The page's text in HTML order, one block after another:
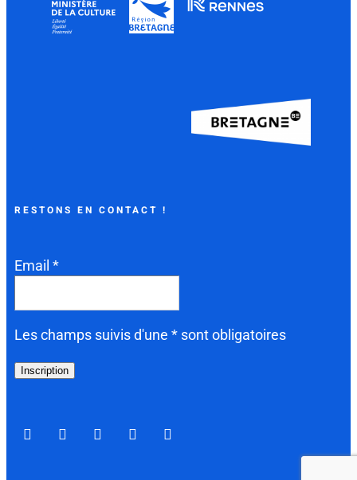
RESTONS EN CONTACT !
Email *
Les champs suivis d'une * sont obligatoires